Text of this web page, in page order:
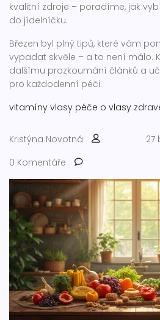
kvalitní zdroje – poradíme, jak
do jídelníčku.
Březen byl plný tipů, které vám
vypadat skvěle – a to není málo.
dalšímu prozkoumání článků a
pro každodenní péči.
vitamíny vlasy péče o vlasy
Kristýna Novotná
27
0 Komentáře